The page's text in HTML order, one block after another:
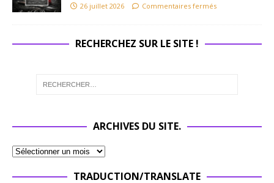
26 juillet 2026 Commentaires fermés
RECHERCHEZ SUR LE SITE !
ARCHIVES DU SITE.
TRADUCTION/TRANSLATE